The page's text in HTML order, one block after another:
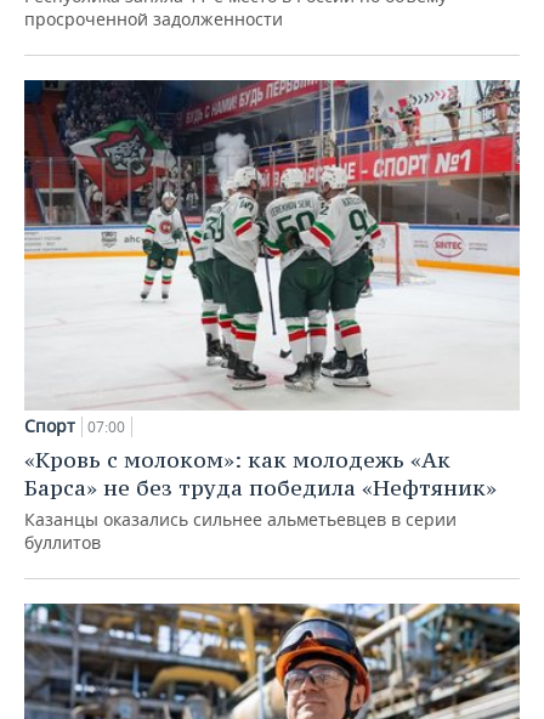
просроченной задолженности
Спорт 07:00
«Кровь с молоком»: как молодежь «Ак
Барса» не без труда победила «Нефтяник»
Казанцы оказались сильнее альметьевцев в серии
буллитов